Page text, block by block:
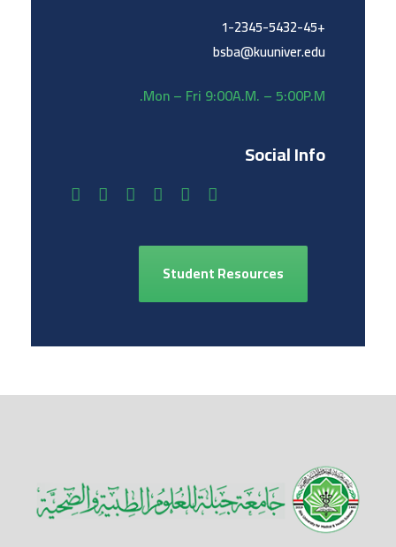
+1-2345-5432-45
bsba@kuuniver.edu
Mon – Fri 9:00A.M. – 5:00P.M.
Social Info
Student Resources